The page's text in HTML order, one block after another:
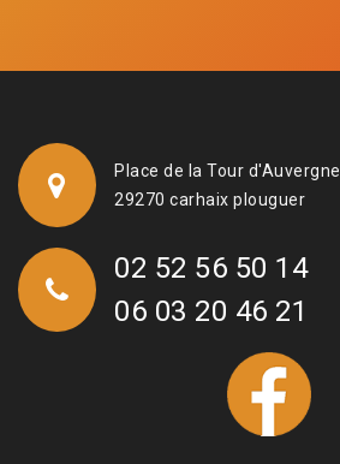
Place de la Tour d'Auvergne
29270 carhaix plouguer
02 52 56 50 14
06 03 20 46 21